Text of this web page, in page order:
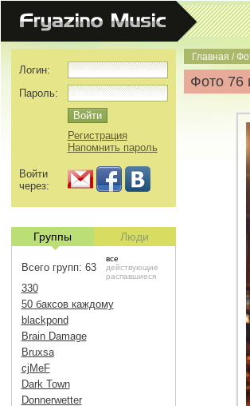
Главная /
Фото 76
Логин:
Пароль:
Регистрация
Напомнить пароль
Войти
через:
Группы Люди
Всего групп: 63
все
действующие
распавшиеся
330
50 баксов каждому
blackpond
Brain Damage
Bruxsa
cjMeF
Dark Town
Donnerwetter